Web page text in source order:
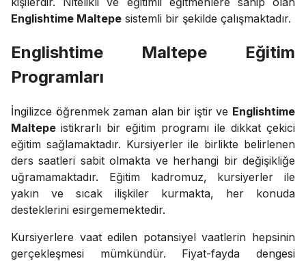
Englishtime Maltepe sistemli bir şekilde çalışmaktadır.
Englishtime Maltepe Eğitim
Programları
İngilizce öğrenmek zaman alan bir iştir ve Englishtime
Maltepe istikrarlı bir eğitim programı ile dikkat çekici
eğitim sağlamaktadır. Kursiyerler ile birlikte belirlenen
ders saatleri sabit olmakta ve herhangi bir değişikliğe
uğramamaktadır. Eğitim kadromuz, kursiyerler ile
yakın ve sıcak ilişkiler kurmakta, her konuda
desteklerini esirgememektedir.
Kursiyerlere vaat edilen potansiyel vaatlerin hepsinin
gerçekleşmesi mümkündür. Fiyat-fayda dengesi